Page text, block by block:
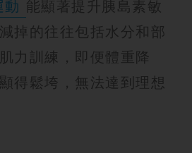
動 能顯著提升胰島素敏
掉的往往包括水分和部
力訓練，即便體重降
得鬆垮，無法達到理想